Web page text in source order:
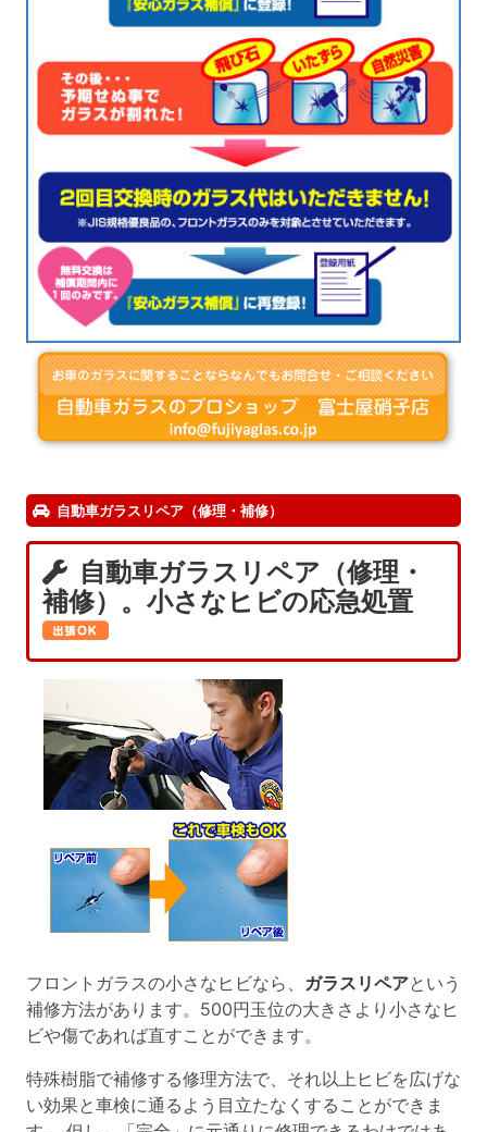
自動車ガラスリペア（修理・補修）
自動車ガラスリペア（修理・
補修）。小さなヒビの応急処置
フロントガラスの小さなヒビなら、 ガラスリペアという
補修方法があります。500円玉位の大きさより小さなヒ
ビや傷であれば直すことができます。
特殊樹脂で補修する修理方法で、それ以上ヒビを広げな
い効果と車検に通るよう目立たなくすることができま